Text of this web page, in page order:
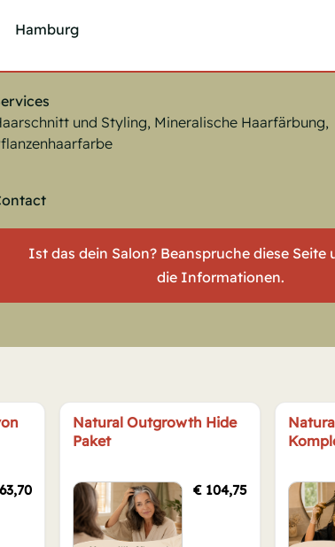
Hamburg
und Styling, Mineralische Haarfärbung,
Ist das dein Salon? Beanspruche diese Seite
die Informationen.
Natural Outgrowth Hide
Paket
€104,75